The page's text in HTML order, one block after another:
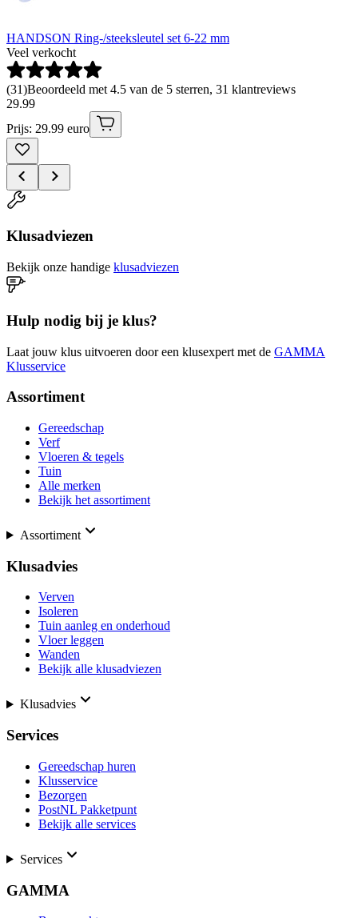
HANDSON Ring-/steeksleutel set 6-22 mm
Veel verkocht
(31)Beoordeeld met 4.5 van de 5 sterren, 31 klantreviews
29.99
Prijs: 29.99 euro
Klusadviezen
Bekijk onze handige klusadviezen
Hulp nodig bij je klus?
Laat jouw klus uitvoeren door een klusexpert met de GAMMA
Klusservice
Assortiment
Gereedschap
Verf
Vloeren & tegels
Tuin
Alle merken
Bekijk het assortiment
Assortiment
Klusadvies
Verven
Isoleren
Tuin aanleg en onderhoud
Vloer leggen
Wanden
Bekijk alle klusadviezen
Klusadvies
Services
Gereedschap huren
Klusservice
Bezorgen
PostNL Pakketpunt
Bekijk alle services
Services
GAMMA